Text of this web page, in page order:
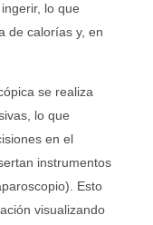
lo que
de calorías y, en
se realiza
lo que
en el
instrumentos
Esto
visualizando